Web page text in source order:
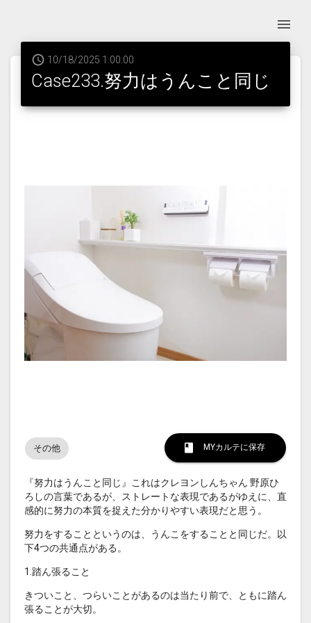
10/18/2025 1:00:00
Case233.努力はうんこと同じ
その他 MYカルテに保存
『努力はうんこと同じ』これはクレヨンしんちゃん 野原ひ
ろしの言葉であるが、ストレートな表現であるがゆえに、直
感的に努力の本質を捉えた分かりやすい表現だと思う。
努力をすることというのは、うんこをすることと同じだ。以
下4つの共通点がある。
1.踏ん張ること
きついこと、つらいことがあるのは当たり前で、ともに踏ん
張ることが大切。